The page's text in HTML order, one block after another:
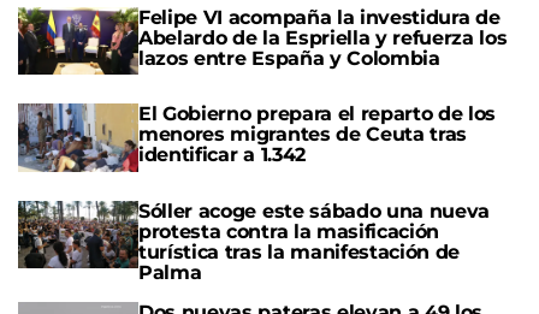
Felipe VI acompaña la investidura de
Abelardo de la Espriella y refuerza los
lazos entre España y Colombia
El Gobierno prepara el reparto de los
menores migrantes de Ceuta tras
identificar a 1.342
Sóller acoge este sábado una nueva
protesta contra la masificación
turística tras la manifestación de
Palma